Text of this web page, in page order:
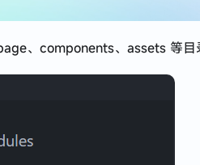
、components、assets 等目